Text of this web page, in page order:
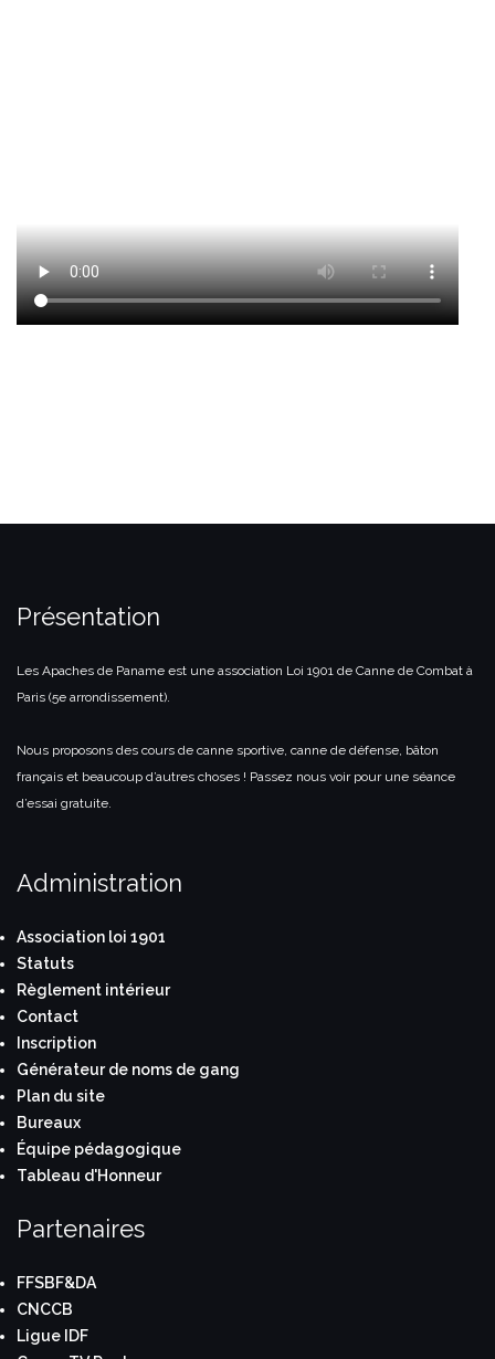
Présentation
Les Apaches de Paname est une association Loi 1901 de Canne de Combat à
Paris (5e arrondissement).
Nous proposons des cours de canne sportive, canne de défense, bâton
français et beaucoup d’autres choses ! Passez nous voir pour une séance
d’essai gratuite.
Administration
Association loi 1901
Statuts
Règlement intérieur
Contact
Inscription
Générateur de noms de gang
Plan du site
Bureaux
Équipe pédagogique
Tableau d'Honneur
Partenaires
FFSBF&DA
CNCCB
Ligue IDF